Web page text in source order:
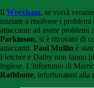
Il Wrexham, se vorrà
iniziare a risolvere i
attaccante ad avere
Parkinson, si è ritrovato di
attaccanti. Paul Mullin è
Fletcher e Dalby non fanno
inglese. L'infortunio di
Rathbone, infortunatosi alla